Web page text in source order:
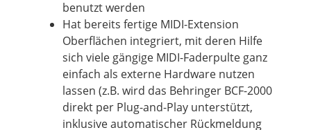
benutzt werden
Hat bereits fertige MIDI-Extension
Oberflächen integriert, mit deren Hilfe
sich viele gängige MIDI-Faderpulte ganz
einfach als externe Hardware nutzen
lassen (z.B. wird das Behringer BCF-2000
direkt per Plug-and-Play unterstützt,
inklusiveautomatischer Rückmeldung